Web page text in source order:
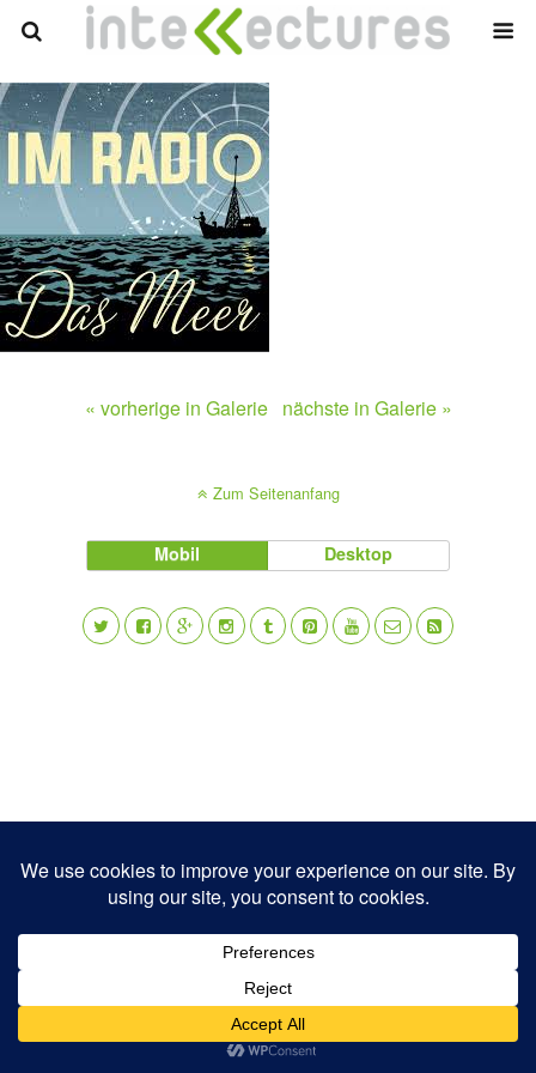
« vorherige in Galerie nächste in Galerie »
Zum Seitenanfang
Mobil Desktop